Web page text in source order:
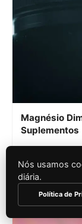
Magnésio
Suplementos
Nós usamos
diária.
Política de